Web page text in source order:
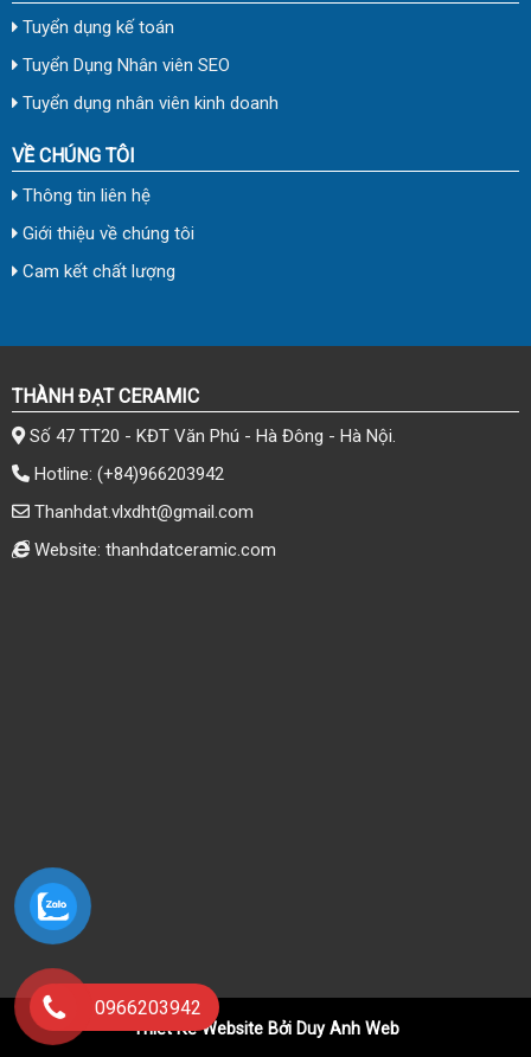
Tuyển dụng kế toán
Tuyển Dụng Nhân viên SEO
Tuyển dụng nhân viên kinh doanh
VỀ CHÚNG TÔI
Thông tin liên hệ
Giới thiệu về chúng tôi
Cam kết chất lượng
THÀNH ĐẠT CERAMIC
Số 47 TT20 - KĐT Văn Phú - Hà Đông - Hà Nội.
Hotline: (+84)966203942
Thanhdat.vlxdht@gmail.com
Website: thanhdatceramic.com
0966203942
Thiết Kế Website Bởi Duy Anh Web